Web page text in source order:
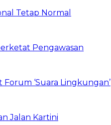
Tetap Normal
Pengawasan
‘Suara Lingkungan’
Jalan Kartini